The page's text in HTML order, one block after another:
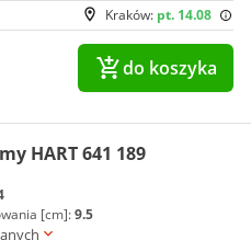
Kraków: pt. 14.08
do koszyka
HART 641 189
[cm]:9.5